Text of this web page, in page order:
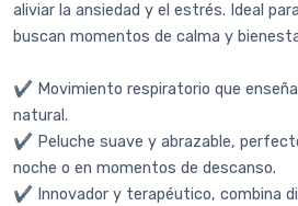
aliviar la ansiedad y el estrés. Ideal
buscan momentos de calma y
✔ Movimiento respiratorio que enseña
natural.
✔ Peluche suave y abrazable,
noche o en momentos de descanso.
✔ Innovador y terapéutico, combina